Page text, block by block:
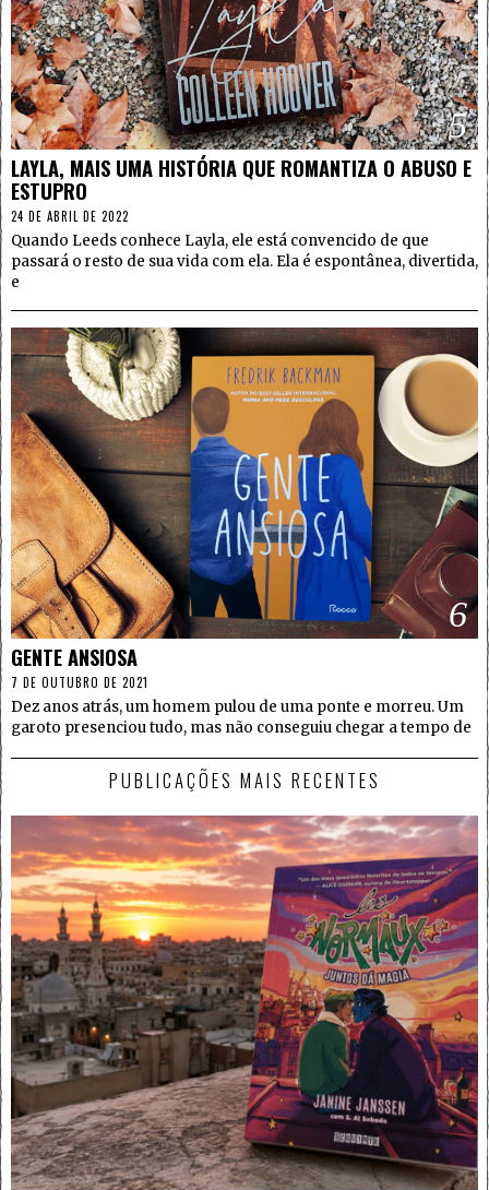
5
LAYLA, MAIS UMA HISTÓRIA QUE ROMANTIZA O ABUSO E
ESTUPRO
24 DE ABRIL DE 2022
Quando Leeds conhece Layla, ele está convencido de que
passará o resto de sua vida com ela. Ela é espontânea, divertida,
e
6
GENTE ANSIOSA
7 DE OUTUBRO DE 2021
Dez anos atrás, um homem pulou de uma ponte e morreu. Um
garoto presenciou tudo, mas não conseguiu chegar a tempo de
PUBLICAÇÕES MAIS RECENTES